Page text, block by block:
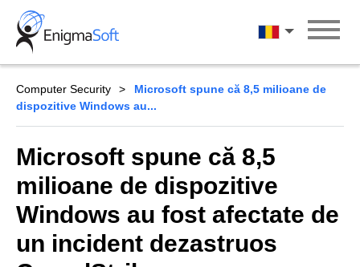
Skip
content
Română
Computer Security
Microsoft spune că 8,5 milioane de
dispozitive Windows au...
Microsoft spune că 8,5
milioane de dispozitive
Windows au fost afectate de
un incident dezastruos